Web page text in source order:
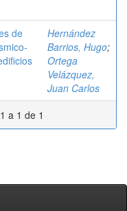
de
Hernández
Barrios, Hugo;
Ortega
Velázquez,
Juan Carlos
a 1 de 1